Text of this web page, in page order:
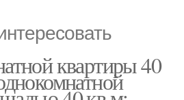
квартиры 40